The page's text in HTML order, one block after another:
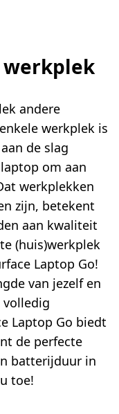
werkplek
andere
werkplek is
de slag
om aan
werkplekken
zijn, betekent
aan kwaliteit
(huis)werkplek
Laptop Go!
van jezelf en
volledig
Laptop Go biedt
de perfecte
batterijduur in
toe!